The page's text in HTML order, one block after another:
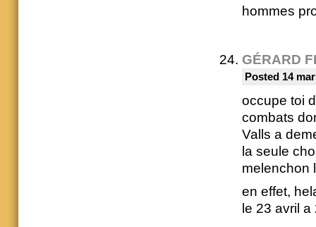
hommes
GÉRARD
Posted 14
occupe toi
combats
Valls a
la seule
melenchon
en effet,
le 23 avril